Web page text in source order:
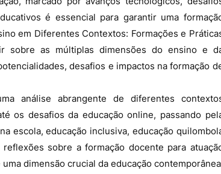
é essencial para garantir uma
em Diferentes Contextos: Formações e
sobre as múltiplas dimensões do ensino e
desafios e impactos na formação
análise abrangente de diferentes
os desafios da educação online, passando
escola, educação inclusiva, educação
sobre a formação docente para
dimensão crucial da educação